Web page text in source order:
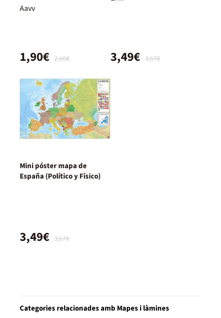
Aavv
2,00€
1,90€ 3,67€
3,49€
Mini póster mapa de
España (Político y Físico)
3,67€
3,49€
Categories relacionades amb Mapes i làmines